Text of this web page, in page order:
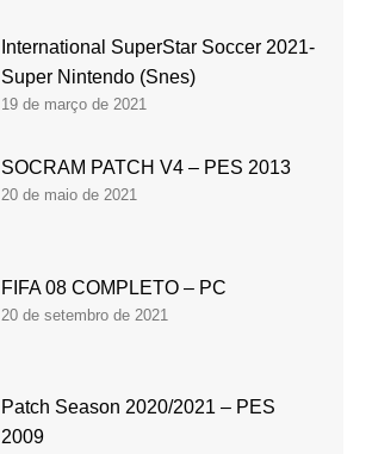
International SuperStar Soccer 2021-
Super Nintendo (Snes)
19 de março de 2021
SOCRAM PATCH V4 – PES 2013
20 de maio de 2021
FIFA 08 COMPLETO – PC
20 de setembro de 2021
Patch Season 2020/2021 – PES
2009